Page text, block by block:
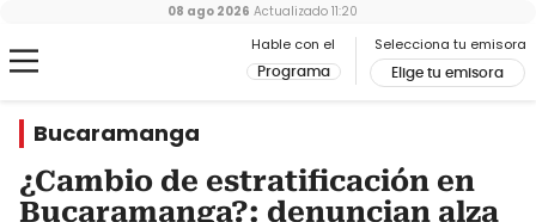
Hable con el
Programa
Selecciona tu emisora
Elige tu emisora
08 ago 2026 Actualizado 11:20
Bucaramanga
¿Cambio de estratificación en
Bucaramanga?: denuncian alza